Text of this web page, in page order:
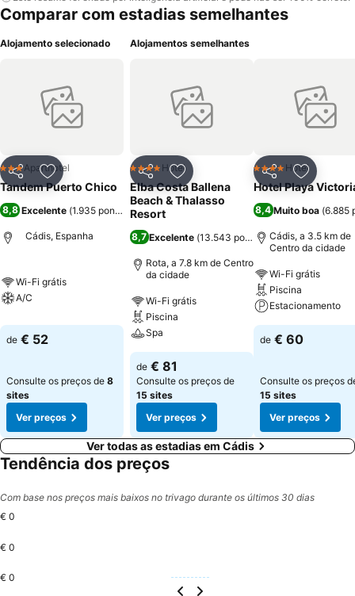
Comparar com estadias semelhantes
Alojamento selecionado
PartilharAdicionar aos favoritos
3 EstrelasAparthotel
Tandem Puerto Chico
8,8 Excelente (1.935 pontuações)
Cádis, Espanha
Wi-Fi grátis
A/C
de € 52
Consulte os preços de 8
sites
Ver preços
Alojamentos semelhantes
PartilharAdicionar aos favoritos
4 EstrelasHotel
Elba Costa Ballena
Beach & Thalasso
Resort
8,7 Excelente (13.543 pontuações)
Rota, a 7.8 km de Centro
da cidade
Wi-Fi grátis
Piscina
Spa
de € 81
Consulte os preços de
15 sites
Ver preços
Partilhar
4 EstrelasHotel
Hotel Playa
8,4 Muito boa (6.885
Cádis, a 3.5 km de
Centro da cidade
Wi-Fi grátis
Piscina
Estacionamento
de € 60
Consulte os preços
15 sites
Ver preços
Ver todas as estadias em Cádis
Tendência dos preços
Com base nos preços mais baixos no trivago durante os últimos 30 dias
€ 0
€ 0
€ 0